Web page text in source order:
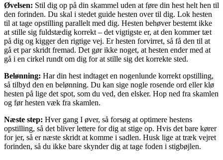
Øvelsen: Stil dig op på din skammel uden at føre din hest helt hen til
den forinden. Du skal i stedet guide hesten over til dig. Lok hesten
til at tage opstilling parallelt med dig. Hesten behøver bestemt ikke
at stille sig fuldstædig korrekt – det vigtigste er, at den kommer tæt
på dig og kigger den rigtige vej. Er hesten forvirret, så få den til at
gå et par skridt fremad. Det gør ikke noget, at hesten ender med at
gå i en cirkel rundt om dig for at stille sig det korrekte sted.
Belønning: Har din hest indtaget en nogenlunde korrekt opstilling,
så tilbyd den en belønning. Du kan sige nogle rosende ord eller klø
hesten på lige det spot, som du ved, den elsker. Hop ned fra skamlen
og før hesten væk fra skamlen.
Næste step: Hver gang I øver, så forsøg at optimere hestens
opstilling, så det bliver lettere for dig at stige op. Hvis det bare kører
for jer, så er næste skridt at komme i sadlen. Husk lige at træk vejret
forinden, så du ikke bare skynder dig at tage foden i stigbøjlen.